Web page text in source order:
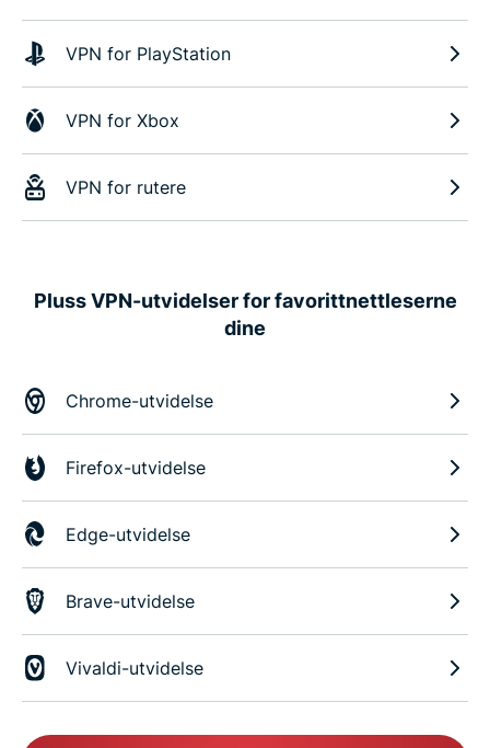
VPN for PlayStation
VPN for Xbox
VPN for rutere
Pluss VPN-utvidelser for favorittnettleserne
dine
Chrome-utvidelse
Firefox-utvidelse
Edge-utvidelse
Brave-utvidelse
Vivaldi-utvidelse